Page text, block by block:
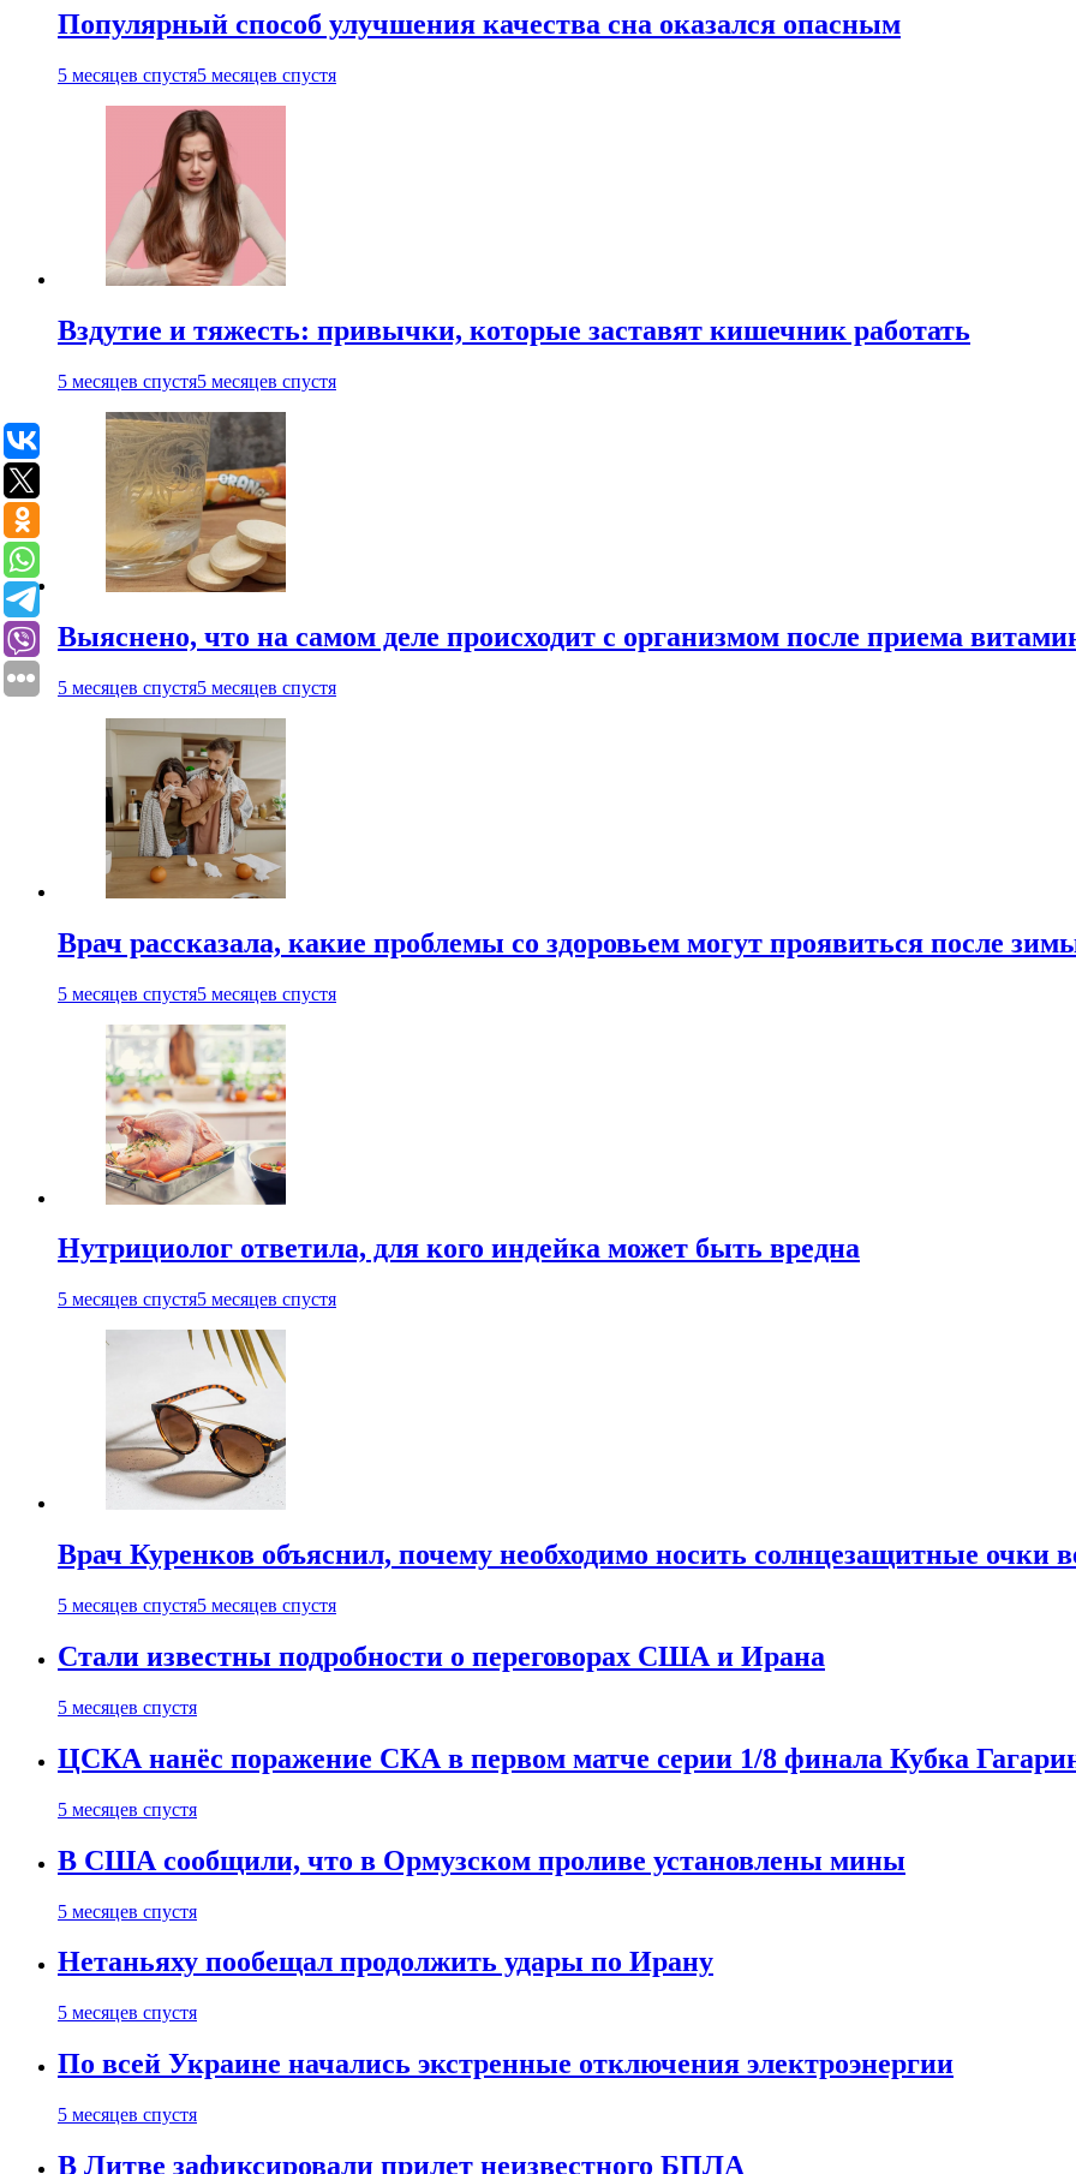
Популярный способ улучшения качества сна оказался опасным
5 месяцев спустя5 месяцев спустя
Вздутие и тяжесть: привычки, которые заставят кишечник работать
5 месяцев спустя5 месяцев спустя
Выяснено, что на самом деле происходит с организмом после приема
5 месяцев спустя5 месяцев спустя
Врач рассказала, какие проблемы со здоровьем могут проявиться после
5 месяцев спустя5 месяцев спустя
Нутрициолог ответила, для кого индейка может быть вредна
5 месяцев спустя5 месяцев спустя
Врач Куренков объяснил, почему необходимо носить солнцезащитные очки
5 месяцев спустя5 месяцев спустя
Стали известны подробности о переговорах США и Ирана
5 месяцев спустя
ЦСКА нанёс поражение СКА в первом матче серии 1/8 финала Кубка
5 месяцев спустя
В США сообщили, что в Ормузском проливе установлены мины
5 месяцев спустя
Нетаньяху пообещал продолжить удары по Ирану
5 месяцев спустя
По всей Украине начались экстренные отключения электроэнергии
5 месяцев спустя
В Литве зафиксировали прилет неизвестного БПЛА